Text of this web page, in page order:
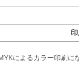
によるカラー印刷に